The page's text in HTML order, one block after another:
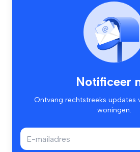
Notificeer
Ontvang rechtstreeks updates
woningen.